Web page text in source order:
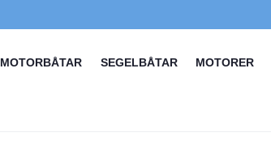
MOTORBÅTAR SEGELBÅTAR MOTORER